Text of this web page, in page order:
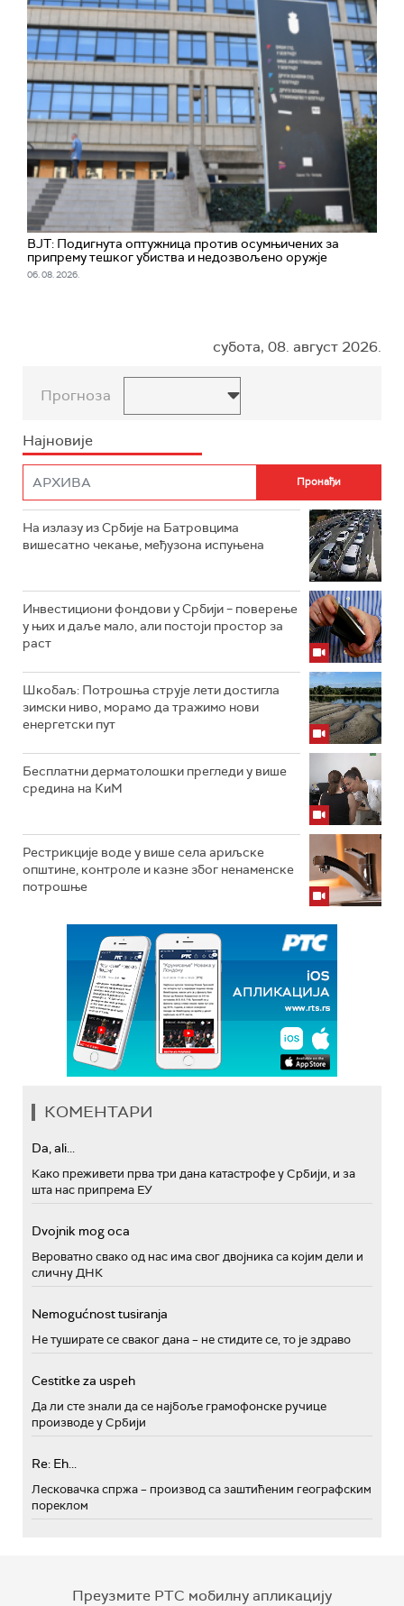
ВЈТ: Подигнута оптужница против осумњичених за
припрему тешког убиства и недозвољено оружје
06. 08. 2026.
субота, 08. август 2026.
Прогноза
Најновије
На излазу из Србије на Батровцима
вишесатно чекање, међузона испуњена
Инвестициони фондови у Србији – поверење
у њих и даље мало, али постоји простор за
раст
Шкобаљ: Потрошња струје лети достигла
зимски ниво, морамо да тражимо нови
енергетски пут
Бесплатни дерматолошки прегледи у више
средина на КиМ
Рестрикције воде у више села ариљске
општине, контроле и казне због ненаменске
потрошње
КОМЕНТАРИ
Da, ali...
Како преживети прва три дана катастрофе у Србији, и за
шта нас припрема ЕУ
Dvojnik mog oca
Вероватно свако од нас има свог двојника са којим дели и
сличну ДНК
Nemogućnost tusiranja
Не туширате се сваког дана – не стидите се, то је здраво
Cestitke za uspeh
Да ли сте знали да се најбоље грамофонске ручице
производе у Србији
Re: Eh...
Лесковачка спржа – производ са заштићеним географским
пореклом
Преузмите РТС мобилну апликацију